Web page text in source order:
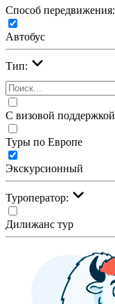
Cпособ передвижения:
Автобус
Тип:
С визовой поддержкой
Туры по Европе
Экскурсионный
Туроператор:
Дилижанс тур